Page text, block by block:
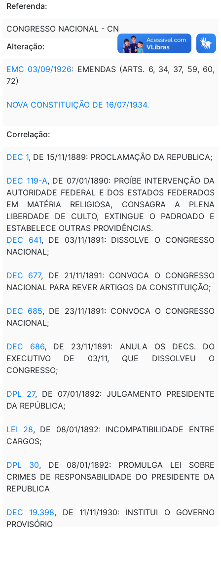
Referenda:
CONGRESSO NACIONAL - CN
Alteração:
EMC 03/09/1926: EMENDAS (ARTS. 6, 34, 37, 59, 60,
72)
NOVA CONSTITUIÇÃO DE 16/07/1934.
Correlação:
DEC 1, DE 15/11/1889: PROCLAMAÇÃO DA REPUBLICA;
DEC 119-A, DE 07/01/1890: PROÍBE INTERVENÇÃO DA
AUTORIDADE FEDERAL E DOS ESTADOS FEDERADOS
EM MATÉRIA RELIGIOSA, CONSAGRA A PLENA
LIBERDADE DE CULTO, EXTINGUE O PADROADO E
ESTABELECE OUTRAS PROVIDÊNCIAS.
DEC 641, DE 03/11/1891: DISSOLVE O CONGRESSO
NACIONAL;
DEC 677, DE 21/11/1891: CONVOCA O CONGRESSO
NACIONAL PARA REVER ARTIGOS DA CONSTITUIÇÃO;
DEC 685, DE 23/11/1891: CONVOCA O CONGRESSO
NACIONAL;
DEC 686, DE 23/11/1891: ANULA OS DECS. DO
EXECUTIVO DE 03/11, QUE DISSOLVEU O
CONGRESSO;
DPL 27, DE 07/01/1892: JULGAMENTO PRESIDENTE
DA REPÚBLICA;
LEI 28, DE 08/01/1892: INCOMPATIBILIDADE ENTRE
CARGOS;
DPL 30, DE 08/01/1892: PROMULGA LEI SOBRE
CRIMES DE RESPONSABILIDADE DO PRESIDENTE DA
REPUBLICA
DEC 19.398, DE 11/11/1930: INSTITUI O GOVERNO
PROVISÓRIO